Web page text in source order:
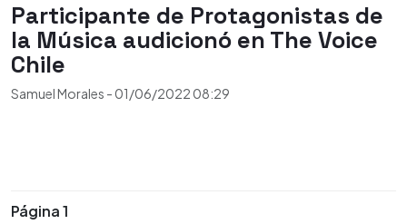
Participante de Protagonistas de
la Música audicionó en The Voice
Chile
Samuel Morales - 01/06/2022 08:29
Página 1